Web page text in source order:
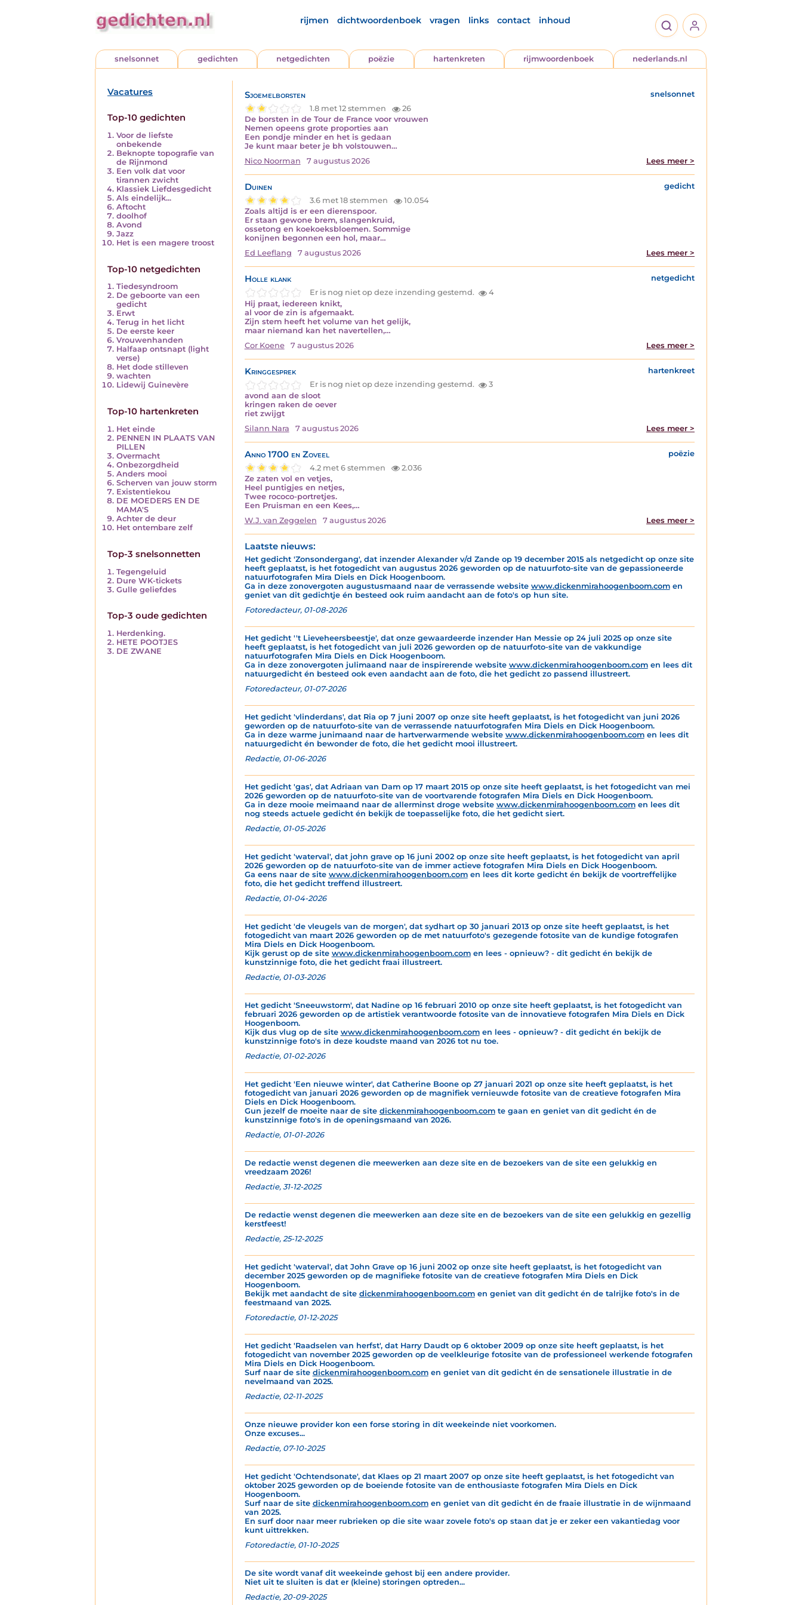
rijmen dichtwoordenboek vragen links contact inhoud
snelsonnet gedichten netgedichten poëzie hartenkreten rijmwoordenboek nederlands.nl
Vacatures
Top-10 gedichten
Voor de liefste
onbekende
Beknopte topografie van
de Rijnmond
Een volk dat voor
tirannen zwicht
Klassiek Liefdesgedicht
Als eindelijk...
Aftocht
doolhof
Avond
Jazz
Het is een magere troost
Top-10 netgedichten
Tiedesyndroom
De geboorte van een
gedicht
Erwt
Terug in het licht
De eerste keer
Vrouwenhanden
Halfaap ontsnapt (light
verse)
Het dode stilleven
wachten
Lidewij Guinevère
Top-10 hartenkreten
Het einde
PENNEN IN PLAATS VAN
PILLEN
Overmacht
Onbezorgdheid
Anders mooi
Scherven van jouw storm
Existentiekou
DE MOEDERS EN DE
MAMA'S
Achter de deur
Het ontembare zelf
Top-3 snelsonnetten
Tegengeluid
Dure WK-tickets
Gulle geliefdes
Top-3 oude gedichten
Herdenking.
HETE POOTJES
DE ZWANE
Sjoemelborsten
snelsonnet
1.8 met 12 stemmen
26
De borsten in de Tour de France voor vrouwen
Nemen opeens grote proporties aan
Een pondje minder en het is gedaan
Je kunt maar beter je bh volstouwen…
Nico Noorman
7 augustus 2026 Lees meer >
Duinen
gedicht
3.6 met 18 stemmen
10.054
Zoals altijd is er een dierenspoor.
Er staan gewone brem, slangenkruid,
ossetong en koekoeksbloemen. Sommige
konijnen begonnen een hol, maar…
Ed Leeflang
7 augustus 2026 Lees meer >
Holle klank
netgedicht
Er is nog niet op deze inzending gestemd.
4
Hij praat, iedereen knikt,
al voor de zin is afgemaakt.
Zijn stem heeft het volume van het gelijk,
maar niemand kan het navertellen,…
Cor Koene
7 augustus 2026 Lees meer >
Kringgesprek
hartenkreet
Er is nog niet op deze inzending gestemd.
3
avond aan de sloot
kringen raken de oever
riet zwijgt
Silann Nara
7 augustus 2026 Lees meer >
Anno 1700 en Zoveel
poëzie
4.2 met 6 stemmen
2.036
Ze zaten vol en vetjes,
Heel puntigjes en netjes,
Twee rococo-portretjes.
Een Pruisman en een Kees,…
W.J. van Zeggelen
7 augustus 2026 Lees meer >
Laatste nieuws:
Het gedicht 'Zonsondergang', dat inzender Alexander v/d Zande op 19 december 2015 als netgedicht op onze site
heeft geplaatst, is het fotogedicht van augustus 2026 geworden op de natuurfoto-site van de gepassioneerde
natuurfotografen Mira Diels en Dick Hoogenboom.
Ga in deze zonovergoten augustusmaand naar de verrassende website www.dickenmirahoogenboom.comen
geniet van dit gedichtje én besteed ook ruim aandacht aan de foto's op hun site.
Fotoredacteur, 01-08-2026
Het gedicht ''t Lieveheersbeestje', dat onze gewaardeerde inzender Han Messie op 24 juli 2025 op onze site
heeft geplaatst, is het fotogedicht van juli 2026 geworden op de natuurfoto-site van de vakkundige
natuurfotografen Mira Diels en Dick Hoogenboom.
Ga in deze zonovergoten julimaand naar de inspirerende website www.dickenmirahoogenboom.comen lees dit
natuurgedicht én besteed ook even aandacht aan de foto, die het gedicht zo passend illustreert.
Fotoredacteur, 01-07-2026
Het gedicht 'vlinderdans', dat Ria op 7 juni 2007 op onze site heeft geplaatst, is het fotogedicht van juni 2026
geworden op de natuurfoto-site van de verrassende natuurfotografen Mira Diels en Dick Hoogenboom.
Ga in deze warme junimaand naar de hartverwarmende website www.dickenmirahoogenboom.comen lees dit
natuurgedicht én bewonder de foto, die het gedicht mooi illustreert.
Redactie, 01-06-2026
Het gedicht 'gas', dat Adriaan van Dam op 17 maart 2015 op onze site heeft geplaatst, is het fotogedicht van mei
2026 geworden op de natuurfoto-site van de voortvarende fotografen Mira Diels en Dick Hoogenboom.
Ga in deze mooie meimaand naar de allerminst droge website www.dickenmirahoogenboom.comen lees dit
nog steeds actuele gedicht én bekijk de toepasselijke foto, die het gedicht siert.
Redactie, 01-05-2026
Het gedicht 'waterval', dat john grave op 16 juni 2002 op onze site heeft geplaatst, is het fotogedicht van april
2026 geworden op de natuurfoto-site van de immer actieve fotografen Mira Diels en Dick Hoogenboom.
Ga eens naar de site www.dickenmirahoogenboom.comen lees dit korte gedicht én bekijk de voortreffelijke
foto, die het gedicht treffend illustreert.
Redactie, 01-04-2026
Het gedicht 'de vleugels van de morgen', dat sydhart op 30 januari 2013 op onze site heeft geplaatst, is het
fotogedicht van maart 2026 geworden op de met natuurfoto's gezegende fotosite van de kundige fotografen
Mira Diels en Dick Hoogenboom.
Kijk gerust op de site www.dickenmirahoogenboom.comen lees - opnieuw? - dit gedicht én bekijk de
kunstzinnige foto, die het gedicht fraai illustreert.
Redactie, 01-03-2026
Het gedicht 'Sneeuwstorm', dat Nadine op 16 februari 2010 op onze site heeft geplaatst, is het fotogedicht van
februari 2026 geworden op de artistiek verantwoorde fotosite van de innovatieve fotografen Mira Diels en Dick
Hoogenboom.
Kijk dus vlug op de site www.dickenmirahoogenboom.comen lees - opnieuw? - dit gedicht én bekijk de
kunstzinnige foto's in deze koudste maand van 2026 tot nu toe.
Redactie, 01-02-2026
Het gedicht 'Een nieuwe winter', dat Catherine Boone op 27 januari 2021 op onze site heeft geplaatst, is het
fotogedicht van januari 2026 geworden op de magnifiek vernieuwde fotosite van de creatieve fotografen Mira
Diels en Dick Hoogenboom.
Gun jezelf de moeite naar de site dickenmirahoogenboom.comte gaan en geniet van dit gedicht én de
kunstzinnige foto's in de openingsmaand van 2026.
Redactie, 01-01-2026
De redactie wenst degenen die meewerken aan deze site en de bezoekers van de site een gelukkig en
vreedzaam 2026!
Redactie, 31-12-2025
De redactie wenst degenen die meewerken aan deze site en de bezoekers van de site een gelukkig en gezellig
kerstfeest!
Redactie, 25-12-2025
Het gedicht 'waterval', dat John Grave op 16 juni 2002 op onze site heeft geplaatst, is het fotogedicht van
december 2025 geworden op de magnifieke fotosite van de creatieve fotografen Mira Diels en Dick
Hoogenboom.
Bekijk met aandacht de site dickenmirahoogenboom.comen geniet van dit gedicht én de talrijke foto's in de
feestmaand van 2025.
Fotoredactie, 01-12-2025
Het gedicht 'Raadselen van herfst', dat Harry Daudt op 6 oktober 2009 op onze site heeft geplaatst, is het
fotogedicht van november 2025 geworden op de veelkleurige fotosite van de professioneel werkende fotografen
Mira Diels en Dick Hoogenboom.
Surf naar de site dickenmirahoogenboom.comen geniet van dit gedicht én de sensationele illustratie in de
nevelmaand van 2025.
Redactie, 02-11-2025
Onze nieuwe provider kon een forse storing in dit weekeinde niet voorkomen.
Onze excuses...
Redactie, 07-10-2025
Het gedicht 'Ochtendsonate', dat Klaes op 21 maart 2007 op onze site heeft geplaatst, is het fotogedicht van
oktober 2025 geworden op de boeiende fotosite van de enthousiaste fotografen Mira Diels en Dick
Hoogenboom.
Surf naar de site dickenmirahoogenboom.comen geniet van dit gedicht én de fraaie illustratie in de wijnmaand
van 2025.
En surf door naar meer rubrieken op die site waar zovele foto's op staan dat je er zeker een vakantiedag voor
kunt uittrekken.
Fotoredactie, 01-10-2025
De site wordt vanaf dit weekeinde gehost bij een andere provider.
Niet uit te sluiten is dat er (kleine) storingen optreden...
Redactie, 20-09-2025